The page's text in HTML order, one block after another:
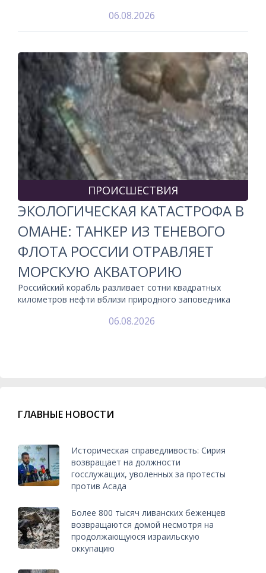
06.08.2026
ПРОИСШЕСТВИЯ
ЭКОЛОГИЧЕСКАЯ КАТАСТРОФА В
ОМАНЕ: ТАНКЕР ИЗ ТЕНЕВОГО
ФЛОТА РОССИИ ОТРАВЛЯЕТ
МОРСКУЮ АКВАТОРИЮ
Российский корабль разливает сотни квадратных
километров нефти вблизи природного заповедника
06.08.2026
ГЛАВНЫЕ НОВОСТИ
Историческая справедливость: Сирия
возвращает на должности
госслужащих, уволенных за протесты
против Асада
Более 800 тысяч ливанских беженцев
возвращаются домой несмотря на
продолжающуюся израильскую
оккупацию